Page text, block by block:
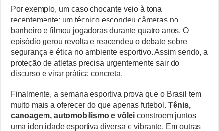
Por exemplo, um caso chocante veio à tona
recentemente: um técnico escondeu câmeras no
banheiro e filmou jogadoras durante quatro anos. O
episódio gerou revolta e reacendeu o debate sobre
segurança e ética no ambiente esportivo. Assim sendo, a
proteção de atletas precisa urgentemente sair do
discurso e virar prática concreta.
Finalmente, a semana esportiva prova que o Brasil tem
muito mais a oferecer do que apenas futebol.Tênis,
canoagem, automobilismo e vôlei constroem juntos
uma identidade esportiva diversa e vibrante. Em outras